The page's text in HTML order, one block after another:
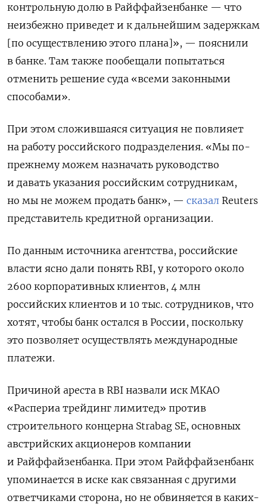
контрольную долю в Райффайзенбанке — что
неизбежно приведет и к дальнейшим задержкам
[по осуществлению этого плана]», — пояснили
в банке. Там также пообещали попытаться
отменить решение суда «всеми законными
способами».
При этом сложившаяся ситуация не повлияет
на работу российского подразделения. «Мы по-
прежнему можем назначать руководство
и давать указания российским сотрудникам,
но мы не можем продать банк», — сказал Reuters
представитель кредитной организации.
По данным источника агентства, российские
власти ясно дали понять RBI, у которого около
2600 корпоративных клиентов, 4 млн
российских клиентов и 10 тыс. сотрудников, что
хотят, чтобы банк остался в России, поскольку
это позволяет осуществлять международные
платежи.
Причиной ареста в RBI назвали иск МКАО
«Распериа трейдинг лимитед» против
строительного концерна Strabag SE, основных
австрийских акционеров компании
и Райффайзенбанка. При этом Райффайзенбанк
упоминается в иске как связанная с другими
ответчиками сторона, но не обвиняется в каких-